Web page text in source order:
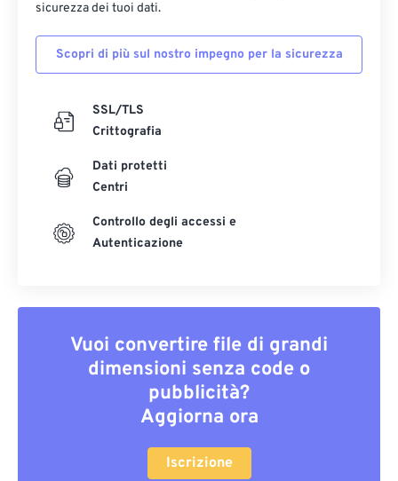
sicurezza dei tuoi dati.
Scopri di più sul nostro impegno per la sicurezza
SSL/TLS
Crittografia
Dati protetti
Centri
Controllo degli accessi e
Autenticazione
Vuoi convertire file di grandi
dimensioni senza code o
pubblicità?
Aggiorna ora
Iscrizione